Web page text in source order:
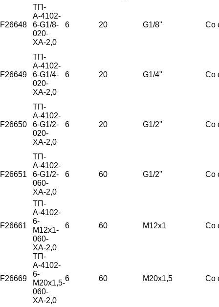
F26648
ТП-
А-4102-
6-G1/8-
020-
ХА-2,0
6 20 G1/8" Со
F26649
ТП-
А-4102-
6-G1/4-
020-
ХА-2,0
6 20 G1/4" Со
F26650
ТП-
А-4102-
6-G1/2-
020-
ХА-2,0
6 20 G1/2" Со
F26651
ТП-
А-4102-
6-G1/2-
060-
ХА-2,0
6 60 G1/2" Со
F26661
ТП-
А-4102-
6-
М12х1-
060-
ХА-2,0
6 60 М12х1 Со
F26669
ТП-
А-4102-
6-
М20х1,5-
060-
ХА-2,0
6 60 М20х1,5 Со